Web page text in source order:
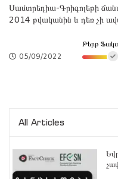
Սամտրեդիա-Գրիգոլեթի
2014 թվականին և դեռ չի
05/09/2022
Թերթ
All Articles